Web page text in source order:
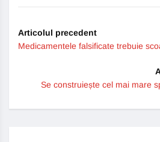
Articolul precedent
Medicamentele falsificate trebuie
Se construiește cel mai mare